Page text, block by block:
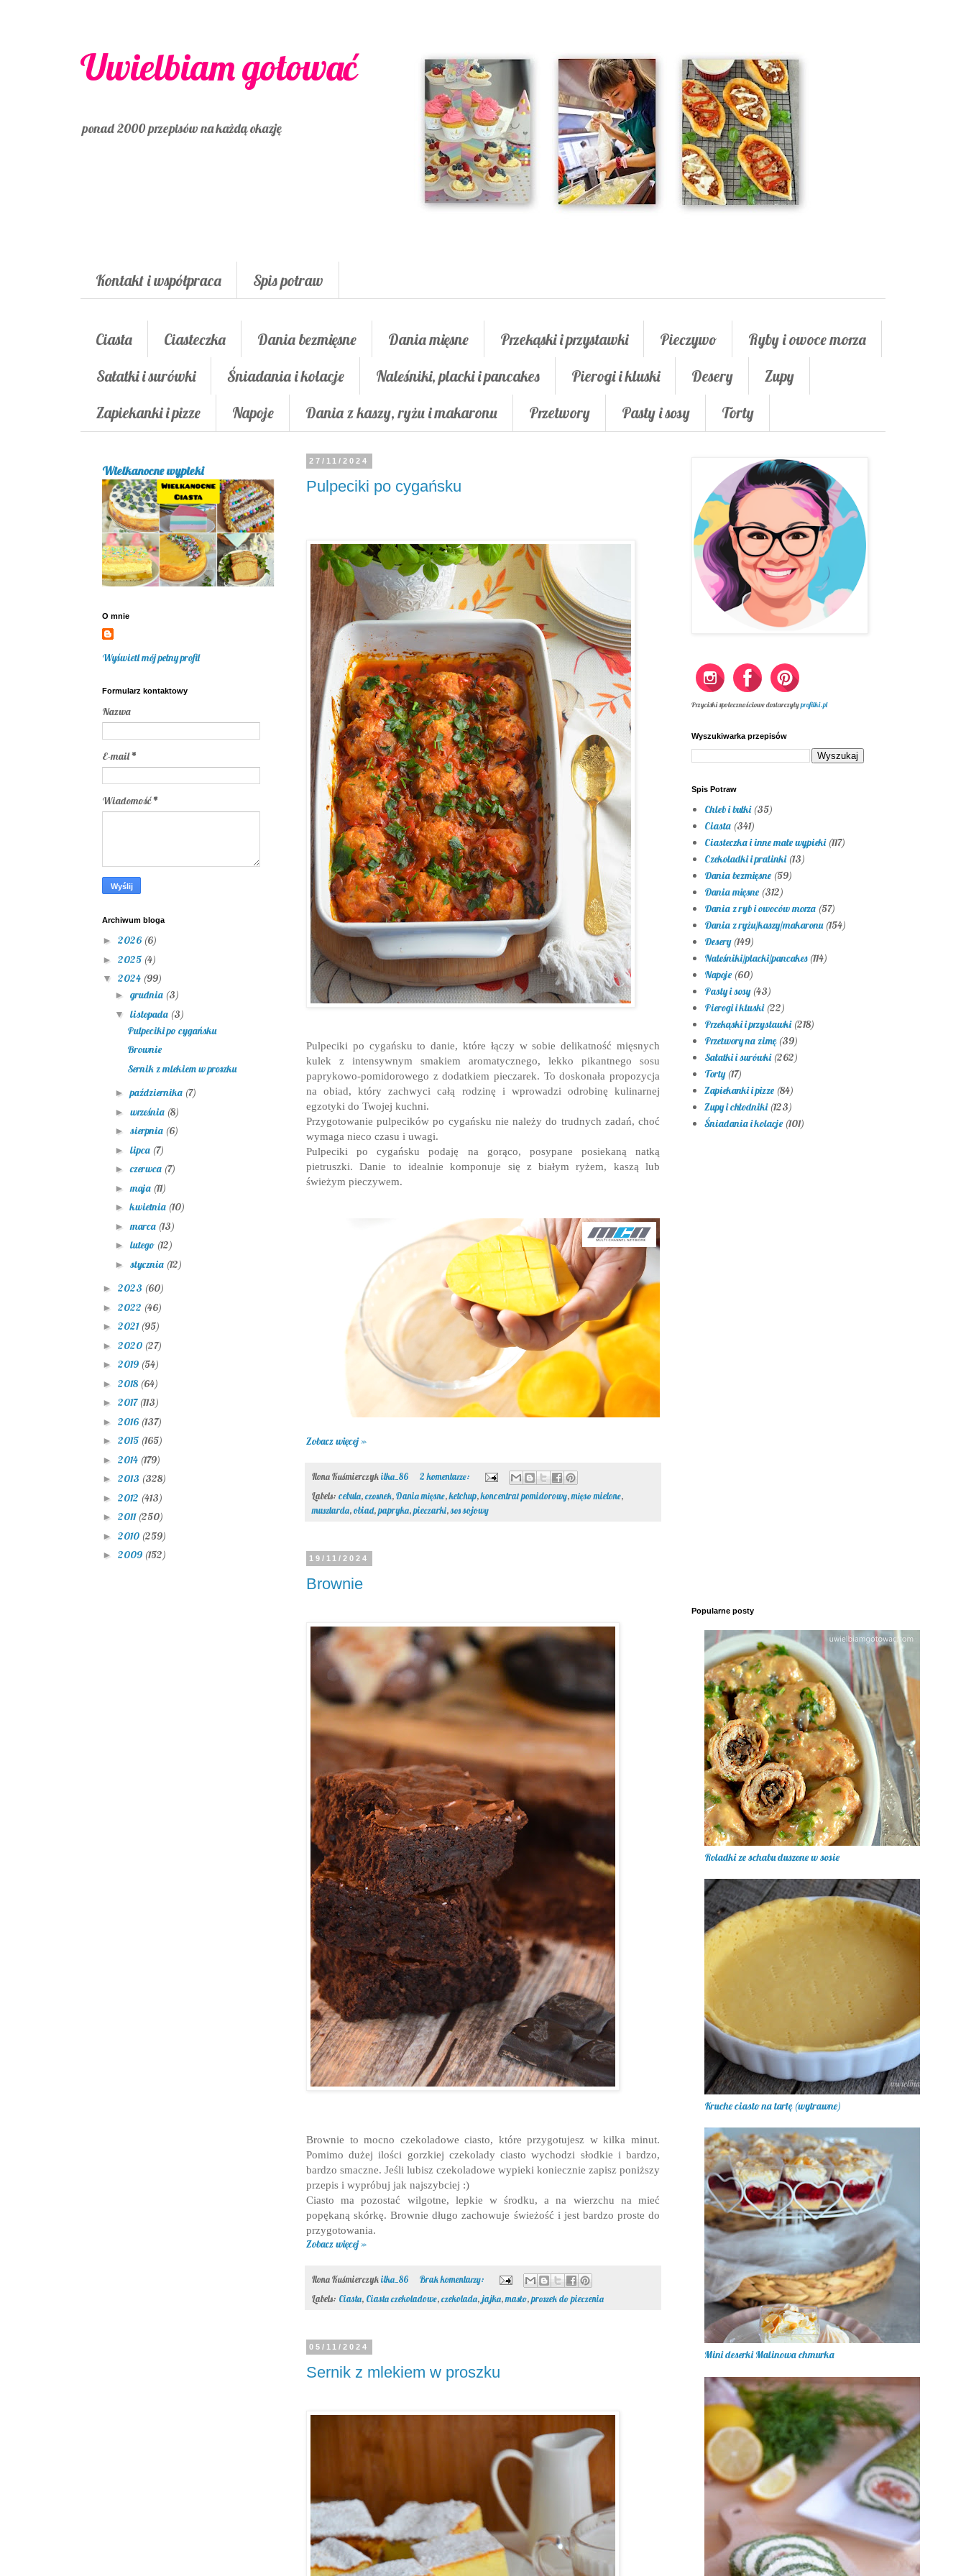
Uwielbiam gotować
ponad 2000 przepisów na każdą okazję
Kontakt i współpraca Spis potraw
Ciasta Ciasteczka Dania bezmięsne Dania mięsne Przekąski i przystawki Pieczywo
Ryby i owoce morza
Sałatki i surówki
Śniadania i kolacje Naleśniki, placki i pancakes Pierogi i kluski Desery
Zupy
Zapiekanki i pizze
Napoje Dania z kaszy, ryżu i makaronu Przetwory Pasty i sosy Torty
27/11/2024
Pulpeciki po cygańsku
Pulpeciki po cygańsku to danie, które łączy w sobie delikatność mięsnych
kulek z intensywnym smakiem aromatycznego, lekko pikantnego sosu
paprykowo-pomidorowego z dodatkiem pieczarek. To doskonała propozycja
na obiad, który zachwyci całą rodzinę i wprowadzi odrobinę kulinarnej
egzotyki do Twojej kuchni.
Przygotowanie pulpecików po cygańsku nie należy do trudnych zadań, choć
wymaga nieco czasu i uwagi.
Pulpeciki po cygańsku podaję na gorąco, posypane posiekaną natką
pietruszki. Danie to idealnie komponuje się z białym ryżem, kaszą lub
świeżym pieczywem.
Zobacz więcej »
Ilona Kuśmierczykilka_86
2 komentarze:
Labels: cebula,czosnek,Dania mięsne,ketchup,koncentrat pomidorowy,mięso mielone,
musztarda,obiad,papryka,pieczarki,sos sojowy
19/11/2024
Brownie
Brownie to mocno czekoladowe ciasto, które przygotujesz w kilka minut.
Pomimo dużej ilości gorzkiej czekolady ciasto wychodzi słodkie i bardzo,
bardzo smaczne. Jeśli lubisz czekoladowe wypieki koniecznie zapisz poniższy
przepis i wypróbuj jak najszybciej :)
Ciasto ma pozostać wilgotne, lepkie w środku, a na wierzchu na mieć
popękaną skórkę. Brownie długo zachowuje świeżość i jest bardzo proste do
przygotowania.
Zobacz więcej »
Ilona Kuśmierczykilka_86
Brak komentarzy:
Labels: Ciasta, Ciasta czekoladowe,czekolada,jajka,masło,proszek do pieczenia
05/11/2024
Sernik z mlekiem w proszku
Wielkanocne wypieki
O mnie
Wyświetl mój pełny profil
Formularz kontaktowy
Nazwa
E-mail*
Wiadomość*
Archiwum bloga
► 2026 (6)
► 2025 (4)
▼ 2024 (99)
► grudnia (3)
▼ listopada (3)
Pulpeciki po cygańsku
Brownie
Sernik z mlekiem w proszku
►października (7)
► września (8)
► sierpnia (6)
► lipca (7)
►czerwca (7)
► maja (11)
►kwietnia (10)
► marca (13)
► lutego (12)
► stycznia (12)
► 2023 (60)
► 2022 (46)
► 2021 (95)
► 2020 (27)
► 2019 (54)
► 2018 (64)
► 2017(113)
► 2016 (137)
► 2015 (165)
► 2014 (179)
► 2013 (328)
► 2012 (413)
► 2011 (250)
► 2010 (259)
► 2009 (152)
Przyciski społecznościowe dostarczyłyprofilki.pl
Wyszukiwarka przepisów
Spis Potraw
Chleb i bułki (35)
Ciasta (341)
Ciasteczka i inne małe wypieki (117)
Czekoladki i pralinki (13)
Dania bezmięsne (59)
Dania mięsne (312)
Dania z ryb i owoców morza (57)
Dania z ryżu/kaszy/makaronu (154)
Desery (149)
Naleśniki/placki/pancakes (114)
Napoje (60)
Pasty i sosy (43)
Pierogi i kluski (22)
Przekąski i przystawki (218)
Przetwory na zimę (39)
Sałatki i surówki (262)
Torty (17)
Zapiekanki i pizze (84)
Zupy i chłodniki (123)
Śniadania i kolacje (101)
Popularne posty
Roladki ze schabu duszone w sosie
Kruche ciasto na tartę (wytrawne)
Mini deserki Malinowa chmurka